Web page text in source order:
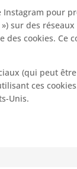
pour
sur des
des cookies. Ce
(qui peut
ces
Unis.